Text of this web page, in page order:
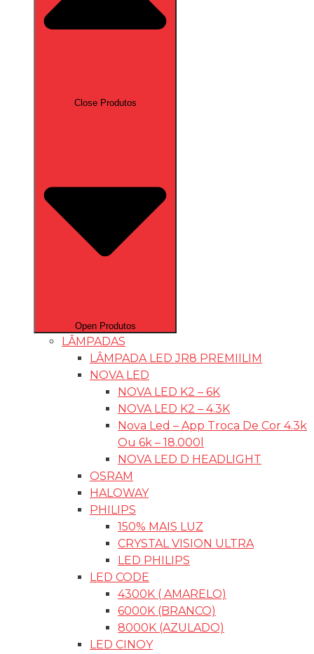
Close Produtos
Open Produtos
LÂMPADAS
LÂMPADA LED JR8 PREMIILIM
NOVA LED
NOVA LED K2 – 6K
NOVA LED K2 – 4.3K
Nova Led – App Troca De Cor 4.3k
Ou 6k – 18.000l
NOVA LED D HEADLIGHT
OSRAM
HALOWAY
PHILIPS
150% MAIS LUZ
CRYSTAL VISION ULTRA
LED PHILIPS
LED CODE
4300K ( AMARELO)
6000K (BRANCO)
8000K (AZULADO)
LED CINOY